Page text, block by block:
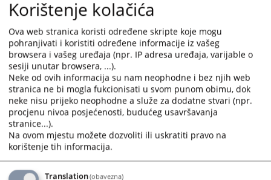
МОДУЛА: Насловница, Рад суда, Огласна плоча,
Ваша питања, Односи с јавношћу, Контакт. Сваки
од МОДУЛА представља одређену област рада
правосудне институције.
Након избора једног од МОДУЛА, прелазите на
другу разину навигације, која је водоравно
постављена испод Главног изборника и црвене
је боје. Помоћу овог изборника бирате
КАТЕГОРИЈУ Вашег интересовања унутар сваког
МОДУЛА.
Трећу разину навигације представља вертикални
изборник, који се налази испод изборника
КАТЕГОРИЈА, на десној страни у односу на дио
Korištenje kolačića
Ova web stranica koristi određene skripte koje mogu
pohranjivati i koristiti određene informacije iz vašeg
browsera i vašeg uređaja (npr. IP adresa uređaja, varijable o
sesiji unutar browsera, ...).
Neke od ovih informacija su nam neophodne i bez njih web
stranica ne bi mogla fukcionisati u svom punom obimu, dok
neke nisu prijeko neophodne a služe za dodatne stvari (npr.
procjenu nivoa posjećenosti, budućeg usavršavanja
stranice...).
Na ovom mjestu možete dozvoliti ili uskratiti pravo na
korištenje tih informacija.
Translation(obavezna)